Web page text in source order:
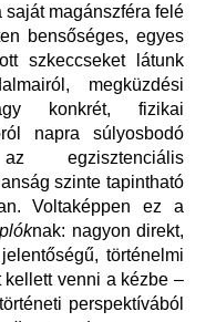
magánszféra felé
bensőséges, egyes
szkeccseket látunk
megküzdési
konkrét, fizikai
napra súlyosbodó
egzisztenciális
szinte tapintható
Voltaképpen ez a
nak: nagyon direkt,
történelmi
kellett venni a kézbe –
perspektívából